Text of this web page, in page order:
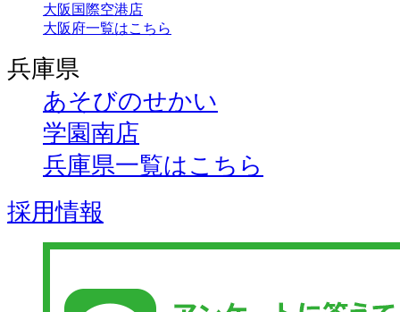
大阪国際空港店
大阪府一覧はこちら
兵庫県
あそびのせかい
学園南店
兵庫県一覧はこちら
採用情報